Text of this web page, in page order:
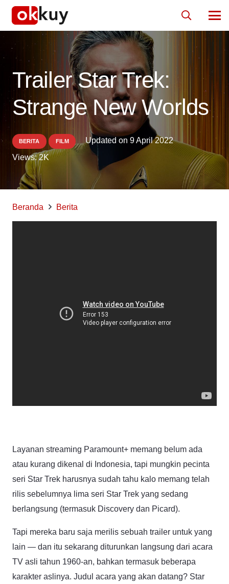
Trailer Star Trek:
Strange New Worlds
BERITA FILM Updated on9 April 2022
Views:2K
Beranda Berita
Layanan streaming Paramount+ memang belum ada
atau kurang dikenal di Indonesia, tapi mungkin pecinta
seri Star Trek harusnya sudah tahu kalo memang telah
rilis sebelumnya lima seri Star Trek yang sedang
berlangsung (termasuk Discovery dan Picard).
Tapi mereka baru saja merilis sebuah trailer untuk yang
lain — dan itu sekarang diturunkan langsung dari acara
TV asli tahun 1960-an, bahkan termasuk beberapa
karakter aslinya. Judul acara yang akan datang? Star